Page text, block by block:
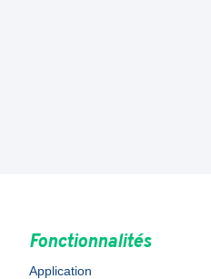
Fonctionnalités
Application